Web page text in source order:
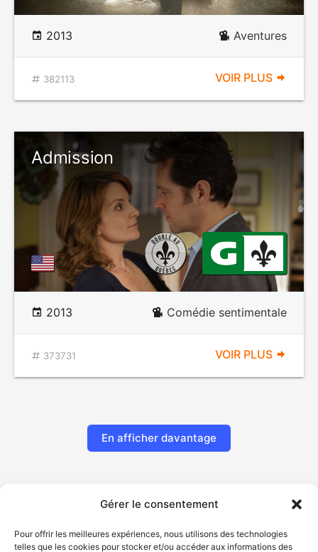
Gérer le consentement
Pour offrir les meilleures expériences, nous utilisons des technologies
telles que les cookies pour stocker et/ou accéder aux informations des
2013 Aventures
382113 VOIR PLUS
Admission
2013 Comédie sentimentale
373731 VOIR PLUS
En afficher davantage